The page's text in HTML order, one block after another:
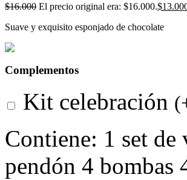
$16.000 El precio original era: $16.000.$
Suave y exquisito esponjado de chocolate
Complementos
Kit celebración (
Contiene: 1 set
pendón 4 bombas